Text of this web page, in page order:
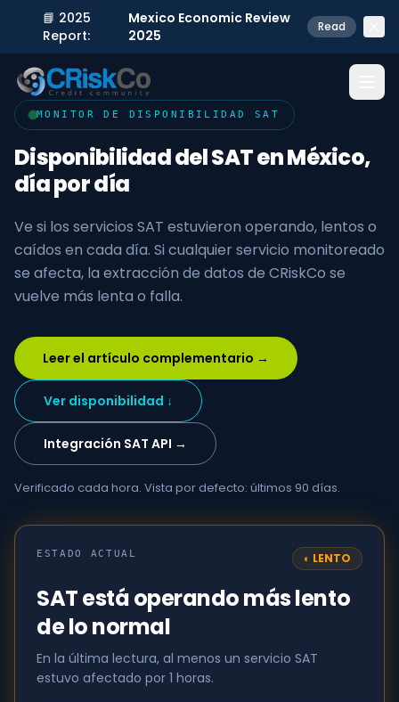
📘 2025
Report:
Mexico Economic Review
2025
Read
MONITOR DE DISPONIBILIDAD SAT
Disponibilidad del SAT en México,
día por día
Ve si los servicios SAT estuvieron operando, lentos o
caídos en cada día. Si cualquier servicio monitoreado
se afecta, la extracción de datos de CRiskCo se
vuelve más lenta o falla.
Leer el artículo complementario →
Ver disponibilidad ↓
Integración SAT API →
Verificado cada hora. Vista por defecto: últimos 90 días.
ESTADO ACTUAL ◐ LENTO
SAT está operando más lento
de lo normal
En la última lectura, al menos un servicio SAT
estuvo afectado por 1 horas.